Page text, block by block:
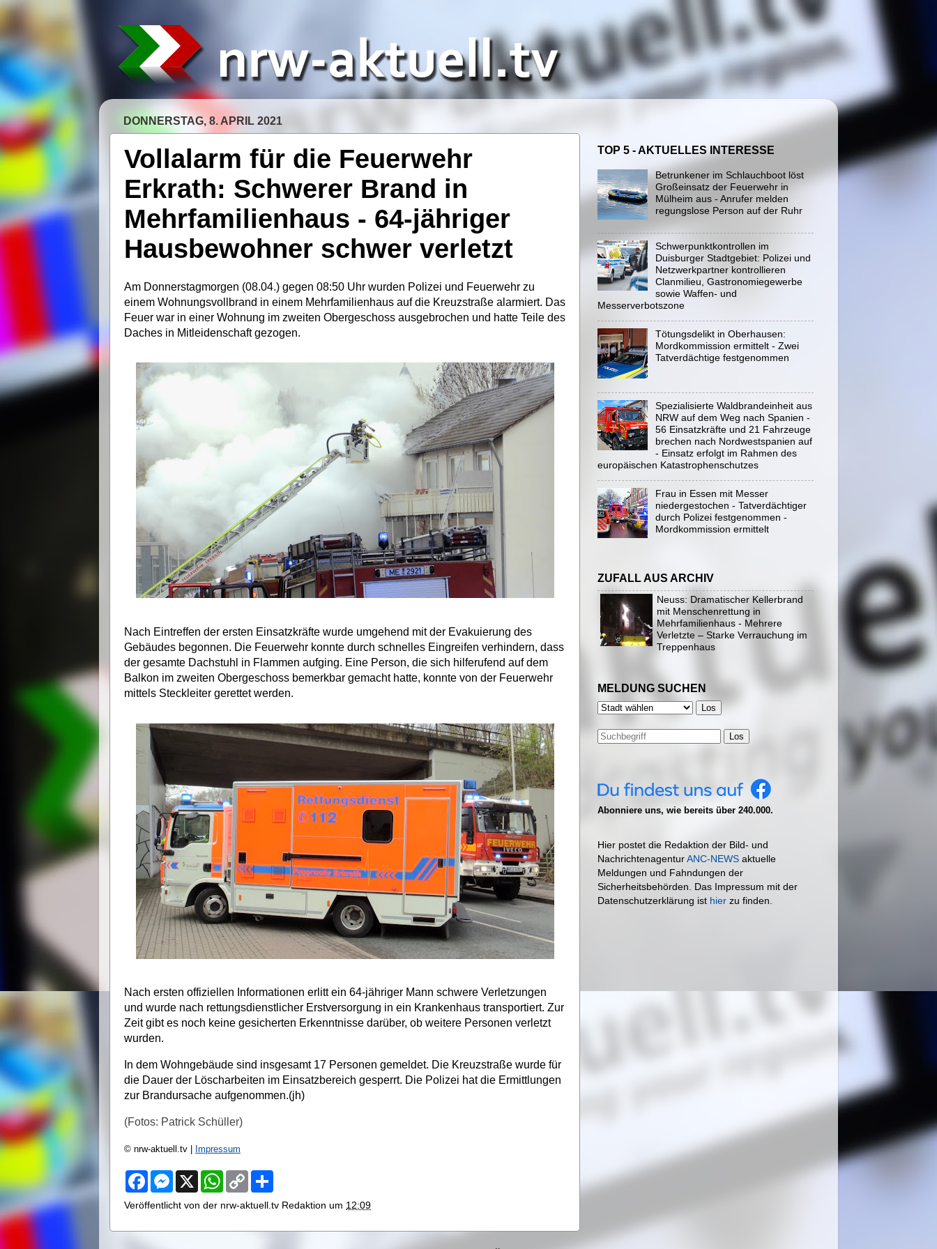
DONNERSTAG, 8. APRIL 2021
Vollalarm für die Feuerwehr
Erkrath: Schwerer Brand in
Mehrfamilienhaus - 64-jähriger
Hausbewohner schwer verletzt
Am Donnerstagmorgen (08.04.) gegen 08:50 Uhr wurden Polizei und Feuerwehr zu
einem Wohnungsvollbrand in einem Mehrfamilienhaus auf die Kreuzstraße alarmiert. Das
Feuer war in einer Wohnung im zweiten Obergeschoss ausgebrochen und hatte Teile des
Daches in Mitleidenschaft gezogen.
Nach Eintreffen der ersten Einsatzkräfte wurde umgehend mit der Evakuierung des
Gebäudes begonnen. Die Feuerwehr konnte durch schnelles Eingreifen verhindern, dass
der gesamte Dachstuhl in Flammen aufging. Eine Person, die sich hilferufend auf dem
Balkon im zweiten Obergeschoss bemerkbar gemacht hatte, konnte von der Feuerwehr
mittels Steckleiter gerettet werden.
Nach ersten offiziellen Informationen erlitt ein 64-jähriger Mann schwere Verletzungen
und wurde nach rettungsdienstlicher Erstversorgung in ein Krankenhaus transportiert. Zur
Zeit gibt es noch keine gesicherten Erkenntnisse darüber, ob weitere Personen verletzt
wurden.
In dem Wohngebäude sind insgesamt 17 Personen gemeldet. Die Kreuzstraße wurde für
die Dauer der Löscharbeiten im Einsatzbereich gesperrt. Die Polizei hat die Ermittlungen
zur Brandursache aufgenommen.(jh)
(Fotos: Patrick Schüller)
© nrw-aktuell.tv | Impressum
F
e
o
M
s
n
X
W
t
A
C
y
i
r
Veröffentlicht von der nrw-aktuell.tv Redaktion um 12:09
TOP 5 - AKTUELLES INTERESSE
Betrunkener im Schlauchboot löst
Großeinsatz der Feuerwehr in
Mülheim aus - Anrufer melden
regungslose Person auf der Ruhr
Schwerpunktkontrollen im
Duisburger Stadtgebiet: Polizei und
Netzwerkpartner kontrollieren
Clanmilieu, Gastronomiegewerbe
sowie Waffen- und
Messerverbotszone
Tötungsdelikt in Oberhausen:
Mordkommission ermittelt - Zwei
Tatverdächtige festgenommen
Spezialisierte Waldbrandeinheit aus
NRW auf dem Weg nach Spanien -
56 Einsatzkräfte und 21 Fahrzeuge
brechen nach Nordwestspanien auf
- Einsatz erfolgt im Rahmen des
europäischen Katastrophenschutzes
Frau in Essen mit Messer
niedergestochen - Tatverdächtiger
durch Polizei festgenommen -
Mordkommission ermittelt
ZUFALL AUS ARCHIV
Neuss: Dramatischer Kellerbrand
mit Menschenrettung in
Mehrfamilienhaus - Mehrere
Verletzte – Starke Verrauchung im
Treppenhaus
MELDUNG SUCHEN
Los
Abonniere uns, wie bereits über 240.000.
Hier postet die Redaktion der Bild- und
NachrichtenagenturANC-NEWS aktuelle
Meldungen und Fahndungen der
Sicherheitsbehörden. Das Impressum mit der
Datenschutzerklärung ist hier zu finden.